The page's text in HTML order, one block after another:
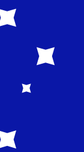
GBP
internacionais
variam
e o horário da
bancárias
como